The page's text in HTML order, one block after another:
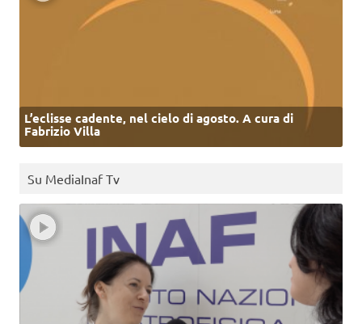
L’eclisse cadente, nel cielo di agosto. A cura di
Fabrizio Villa
Su MediaInaf Tv